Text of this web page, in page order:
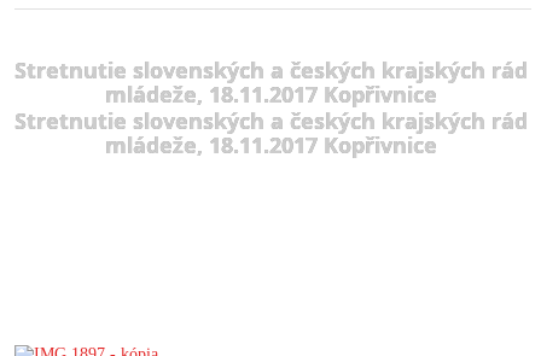
Stretnutie slovenských a českých krajských rád
mládeže, 18.11.2017 Kopřivnice
Stretnutie slovenských a českých krajských rád
mládeže, 18.11.2017 Kopřivnice